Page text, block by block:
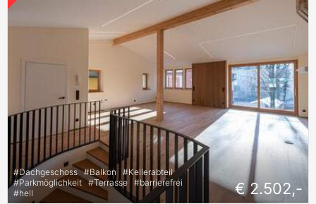
#Dachgeschoss #Balkon #Kellerabteil
#Parkmöglichkeit #Terrasse #barrierefrei
#hell € 2.502,-